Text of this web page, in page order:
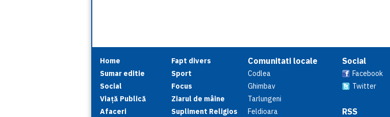
Home
Sumar editie
Social
Viață Publică
Afaceri
Fapt divers
Sport
Focus
Ziarul de mâine
Supliment Religios
Comunitati locale
Codlea
Ghimbav
Tarlungeni
Feldioara
Social
Facebook
Twitter
RSS